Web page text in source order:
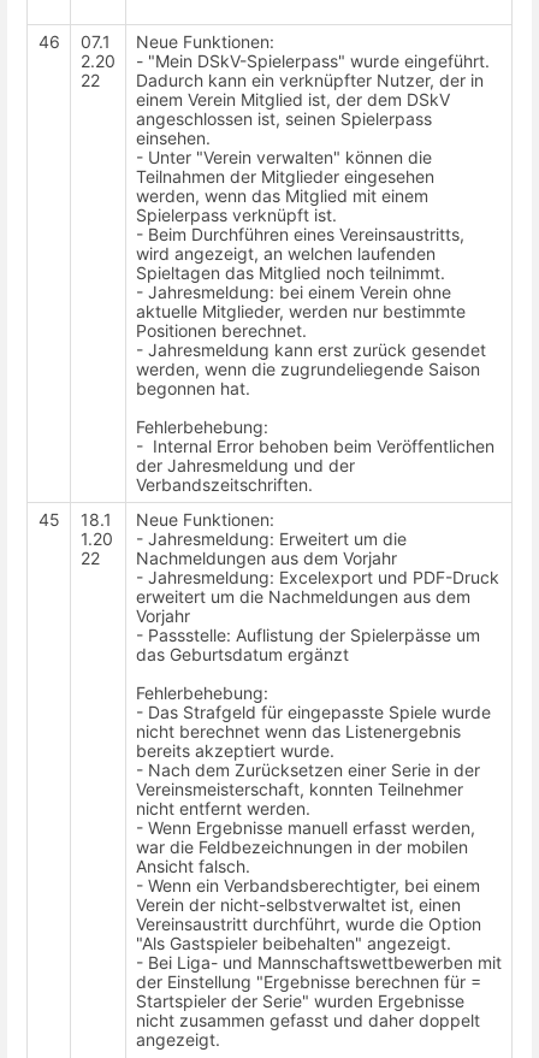
46
07.1
2.20
22
Neue Funktionen:
- "Mein DSkV-Spielerpass" wurde eingeführt.
Dadurch kann ein verknüpfter Nutzer, der in
einem Verein Mitglied ist, der dem DSkV
angeschlossen ist, seinen Spielerpass
einsehen.
- Unter "Verein verwalten" können die
Teilnahmen der Mitglieder eingesehen
werden, wenn das Mitglied mit einem
Spielerpass verknüpft ist.
- Beim Durchführen eines Vereinsaustritts,
wird angezeigt, an welchen laufenden
Spieltagen das Mitglied noch teilnimmt.
- Jahresmeldung: bei einem Verein ohne
aktuelle Mitglieder, werden nur bestimmte
Positionen berechnet.
- Jahresmeldung kann erst zurück gesendet
werden, wenn die zugrundeliegende Saison
begonnen hat.
Fehlerbehebung:
- Internal Error behoben beim Veröffentlichen
der Jahresmeldung und der
Verbandszeitschriften.
45
18.1
1.20
22
Neue Funktionen:
- Jahresmeldung: Erweitert um die
Nachmeldungen aus dem Vorjahr
- Jahresmeldung: Excelexport und PDF-Druck
erweitert um die Nachmeldungen aus dem
Vorjahr
- Passstelle: Auflistung der Spielerpässe um
das Geburtsdatum ergänzt
Fehlerbehebung:
- Das Strafgeld für eingepasste Spiele wurde
nicht berechnet wenn das Listenergebnis
bereits akzeptiert wurde.
- Nach dem Zurücksetzen einer Serie in der
Vereinsmeisterschaft, konnten Teilnehmer
nicht entfernt werden.
- Wenn Ergebnisse manuell erfasst werden,
war die Feldbezeichnungen in der mobilen
Ansicht falsch.
- Wenn ein Verbandsberechtigter, bei einem
Verein der nicht-selbstverwaltet ist, einen
Vereinsaustritt durchführt, wurde die Option
"Als Gastspieler beibehalten" angezeigt.
- Bei Liga- und Mannschaftswettbewerben mit
der Einstellung "Ergebnisse berechnen für =
Startspieler der Serie" wurden Ergebnisse
nicht zusammen gefasst und daher doppelt
angezeigt.